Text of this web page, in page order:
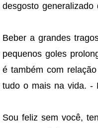
desgosto
Beber a grandes
pequenos goles
é também com
tudo o mais na vida. -
Sou feliz sem você,